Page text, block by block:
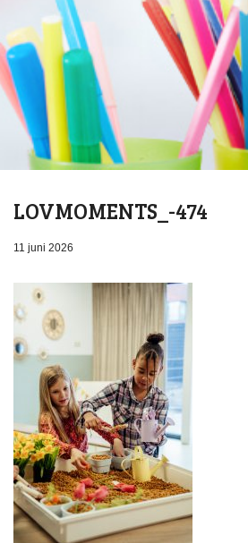
LOVMOMENTS_-474
11 juni 2026